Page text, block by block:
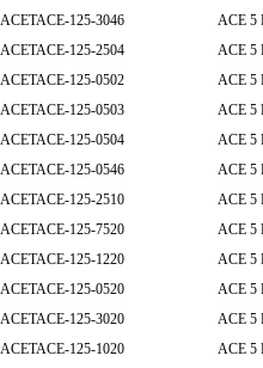
ACETACE-125-3046
ACE 5
ACETACE-125-2504
ACE 5
ACETACE-125-0502
ACE 5
ACETACE-125-0503
ACE 5
ACETACE-125-0504
ACE 5
ACETACE-125-0546
ACE 5
ACETACE-125-2510
ACE 5
ACETACE-125-7520
ACE 5
ACETACE-125-1220
ACE 5
ACETACE-125-0520
ACE 5
ACETACE-125-3020
ACE 5
ACETACE-125-1020
ACE 5